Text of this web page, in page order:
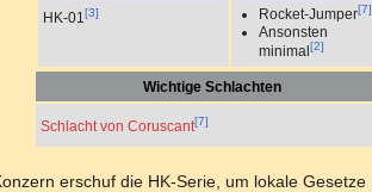
HK-01 [3] Rocket-Jumper[7]
Ansonsten
minimal [2]
Wichtige Schlachten
Schlacht von Coruscant[7]
erschuf die HK-Serie, um lokale Gesetze